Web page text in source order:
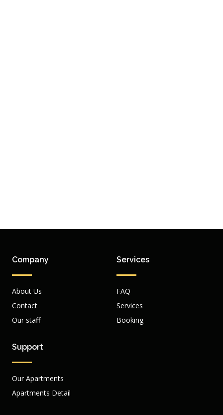
Company
About Us
Contact
Our staff
Services
FAQ
Services
Booking
Support
Our Apartments
Apartments Detail